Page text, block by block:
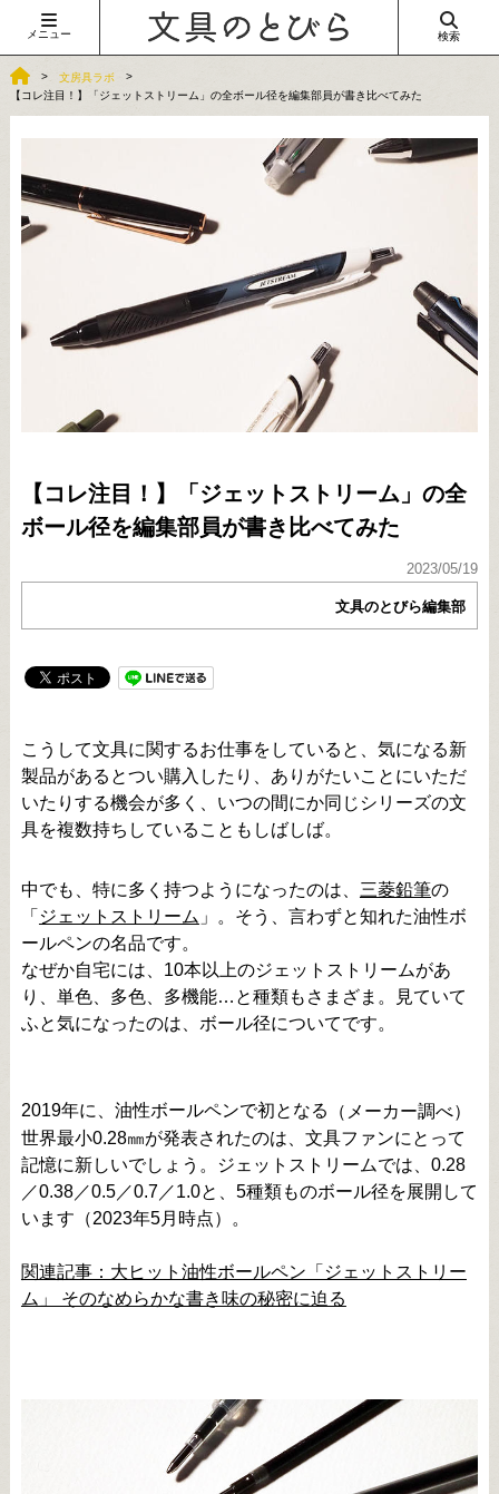
メニュー 検索
文房具ラボ
【コレ注目！】「ジェットストリーム」の全ボール径を編集部員が書き比べてみた
【コレ注目！】「ジェットストリーム」の全
ボール径を編集部員が書き比べてみた
2023/05/19
文具のとびら編集部
こうして文具に関するお仕事をしていると、気になる新
製品があるとつい購入したり、ありがたいことにいただ
いたりする機会が多く、いつの間にか同じシリーズの文
具を複数持ちしていることもしばしば。
中でも、特に多く持つようになったのは、 三菱鉛筆の
「 ジェットストリーム 」。そう、言わずと知れた油性ボ
ールペンの名品です。
なぜか自宅には、10本以上のジェットストリームがあ
り、単色、多色、多機能…と種類もさまざま。見ていて
ふと気になったのは、ボール径についてです。
2019年に、油性ボールペンで初となる
（メーカー調べ）
世界最小0.28㎜が発表されたのは、文具ファンにとって
記憶に新しいでしょう。ジェットストリームでは、0.28
／0.38／0.5／0.7／1.0と、5種類ものボール径を展開して
います（2023年5月時点）。
関連記事：大ヒット油性ボールペン「ジェットストリー
ム」 そのなめらかな書き味の秘密に迫る